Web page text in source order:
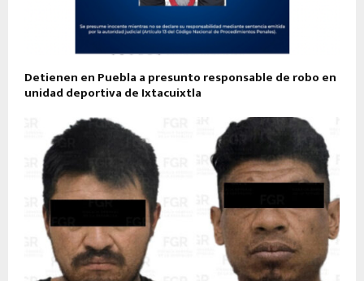
Detienen en Puebla a presunto responsable de robo en
unidad deportiva de Ixtacuixtla